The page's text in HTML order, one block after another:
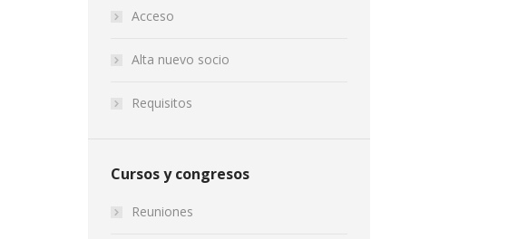
Acceso
Alta nuevo socio
Requisitos
Cursos y congresos
Reuniones